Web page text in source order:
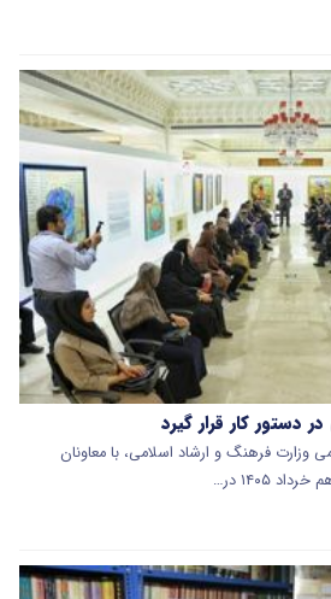
دستور کار قرار گیرد
فرهنگ و ارشاد اسلامی، با معاونان
۱۴۰۵ در…